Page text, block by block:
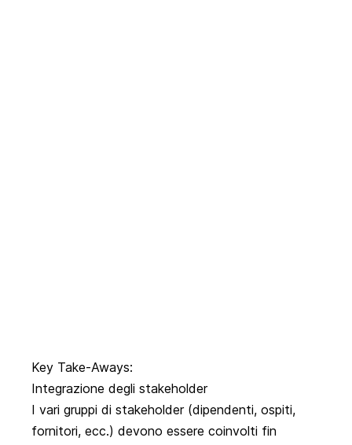
Key Take-Aways:
Integrazione degli stakeholder
I vari gruppi di stakeholder (dipendenti, ospiti,
fornitori, ecc.) devono essere coinvolti fin